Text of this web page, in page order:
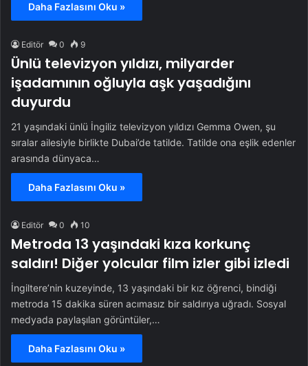
Daha Fazlasını Oku »
Editör 0 9
Ünlü televizyon yıldızı, milyarder
işadamının oğluyla aşk yaşadığını
duyurdu
21 yaşındaki ünlü İngiliz televizyon yıldızı Gemma Owen, şu
sıralar ailesiyle birlikte Dubai’de tatilde. Tatilde ona eşlik edenler
arasında dünyaca…
Daha Fazlasını Oku »
Editör 0 10
Metroda 13 yaşındaki kıza korkunç
saldırı! Diğer yolcular film izler gibi izledi
İngiltere’nin kuzeyinde, 13 yaşındaki bir kız öğrenci, bindiği
metroda 15 dakika süren acımasız bir saldırıya uğradı. Sosyal
medyada paylaşılan görüntüler,…
Daha Fazlasını Oku »